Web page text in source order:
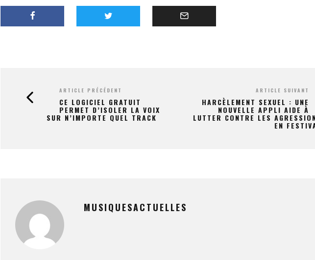
ARTICLE PRÉCÉDENT
CE LOGICIEL GRATUIT
PERMET D’ISOLER LA VOIX
SUR N’IMPORTE QUEL TRACK
ARTICLE SUIVANT
HARCÈLEMENT SEXUEL : UNE
NOUVELLE APPLI AIDE À
LUTTER CONTRE LES
EN
MUSIQUESACTUELLES